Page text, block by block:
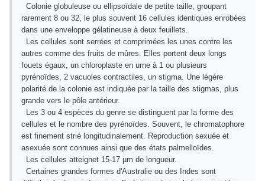
Colonie globuleuse ou ellipsoïdale de petite taille, groupant
rarement 8 ou 32, le plus souvent 16 cellules identiques enrobées
dans une enveloppe gélatineuse à deux feuillets.
Les cellules sont serrées et comprimées les unes contre les
autres comme des fruits de mûres. Elles portent deux longs
fouets égaux, un chloroplaste en urne à 1 ou plusieurs
pyrénoïdes, 2 vacuoles contractiles, un stigma. Une légère
polarité de la colonie est indiquée par la taille des stigmas, plus
grande vers le pôle antérieur.
Les 3 ou 4 espèces du genre se distinguent par la forme des
cellules et le nombre des pyrénoïdes. Souvent, le chromatophore
est finement strié longitudinalement. Reproduction sexuée et
asexuée sont connues ainsi que des états palmelloïdes.
Les cellules atteignet 15-17 µm de longueur.
Certaines grandes formes d'Australie ou des Indes sont